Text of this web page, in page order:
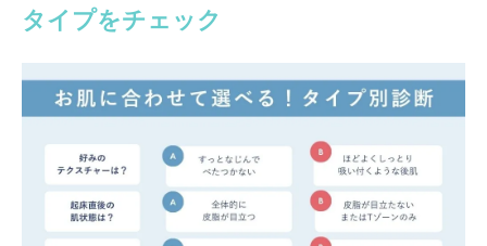
タイプをチェック